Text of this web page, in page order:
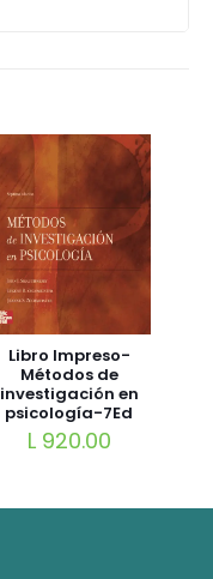
Libro Impreso-
Métodos de
investigación en
psicología-7Ed
L 920.00